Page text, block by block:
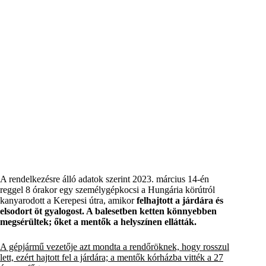
A rendelkezésre álló adatok szerint 2023. március 14-én
reggel 8 órakor egy személygépkocsi a Hungária körútról
kanyarodott a Kerepesi útra, amikorfelhajtott a járdára és
elsodort öt gyalogost. A balesetben ketten könnyebben
megsérültek; őket a mentők a helyszínen ellátták.
A gépjármű vezetője azt mondta a rendőröknek, hogy rosszul
lett, ezért hajtott fel a járdára; a mentők kórházba vitték a 27